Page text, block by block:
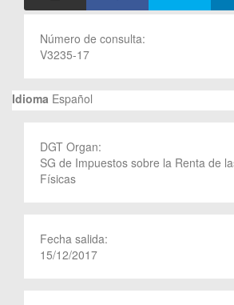
Número de consulta:
V3235-17
Idioma Español
DGT Organ:
SG de Impuestos sobre la Renta de
Físicas
Fecha salida:
15/12/2017